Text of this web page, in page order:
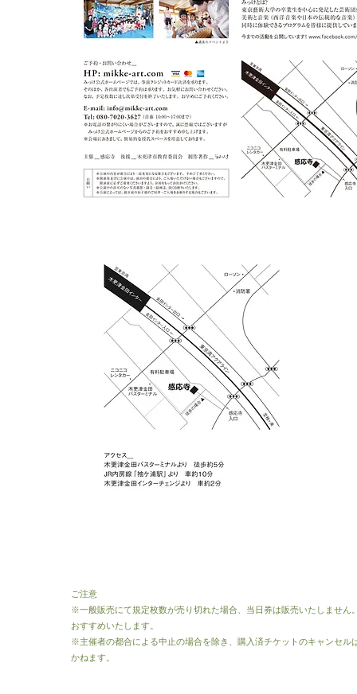
ご注意
※一般販売にて規定枚数が売り切れた場合、当日券は販売いたしません
おすすめいたします。
※主催者の都合による中止の場合を除き、購入済チケットのキャンセル
かねます。